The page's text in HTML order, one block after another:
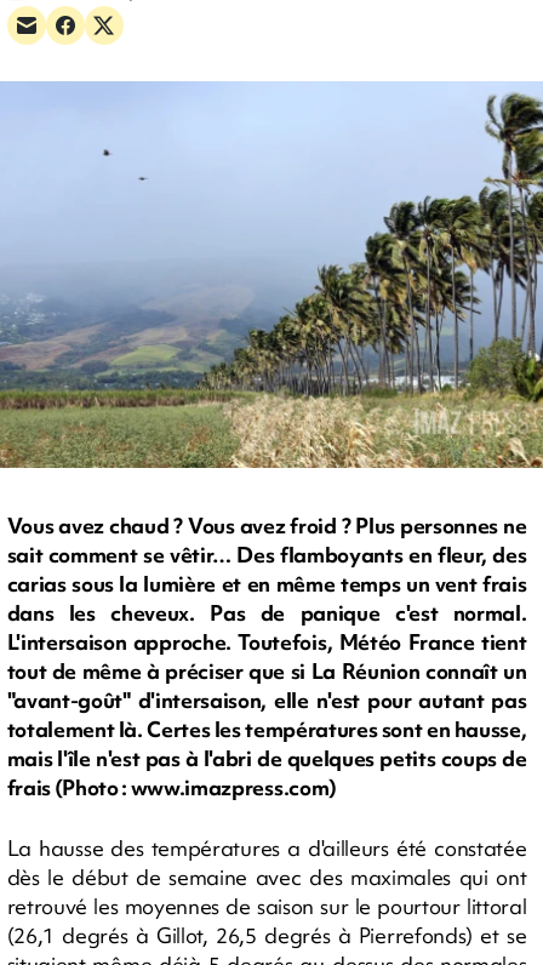
Vous avez chaud ? Vous avez froid ? Plus personnes ne
sait comment se vêtir… Des flamboyants en fleur, des
carias sous la lumière et en même temps un vent frais
dans les cheveux. Pas de panique c'est normal.
L'intersaison approche. Toutefois, Météo France tient
tout de même à préciser que si La Réunion connaît un
"avant-goût" d'intersaison, elle n'est pour autant pas
totalement là. Certes les températures sont en hausse,
mais l'île n'est pas à l'abri de quelques petits coups de
frais (Photo : www.imazpress.com)
La hausse des températures a d'ailleurs été constatée
dès le début de semaine avec des maximales qui ont
retrouvé les moyennes de saison sur le pourtour littoral
(26,1 degrés à Gillot, 26,5 degrés à Pierrefonds) et se